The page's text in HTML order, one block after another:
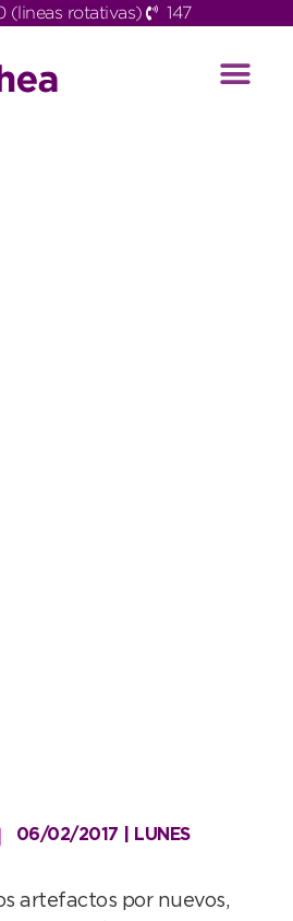
(lineas rotativas) 147
06/02/2017 | LUNES
artefactos por nuevos,